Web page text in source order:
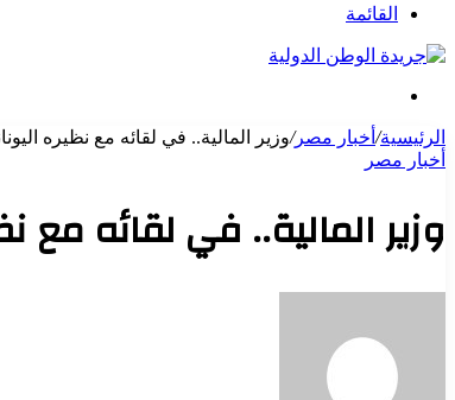
القائمة
الرئيسية/ أخبار مصر/وزير المالية.. في لقائه مع نظيره
أخبار مصر
وزير المالية.. في لقائه مع